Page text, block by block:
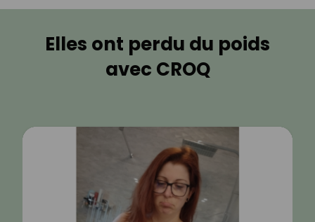
Elles ont perdu du poids
avec CROQ